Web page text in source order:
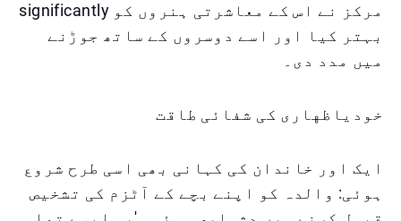
مرکز نے اس کے معاشرتی ہنروں کو significantly
بہتر کیا اور اسے دوسروں کے ساتھ جوڑنے
میں مدد دی۔
خودیاظهاری کی شفائی طاقت
ایک اور خاندان کی کہانی بھی اسی طرح شروع
ہوئی: والدہ کو اپنے بچے کے آٹزم کی تشخیص